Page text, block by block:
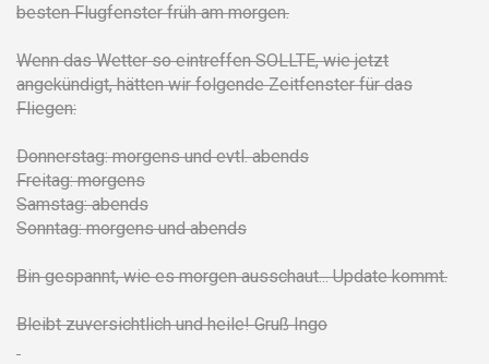
besten Flugfenster früh am morgen.
Wenn das Wetter so eintreffen SOLLTE, wie jetzt
angekündigt, hätten wir folgende Zeitfenster für das
Fliegen:
Donnerstag: morgens und evtl. abends
Freitag: morgens
Samstag: abends
Sonntag: morgens und abends
Bin gespannt, wie es morgen ausschaut... Update kommt.
Bleibt zuversichtlich und heile! Gruß Ingo